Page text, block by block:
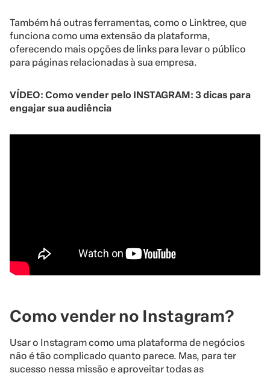
Também há outras ferramentas, como o Linktree, que
funciona como uma extensão da plataforma,
oferecendo mais opções de links para levar o público
para páginas relacionadas à sua empresa.
VÍDEO: Como vender pelo INSTAGRAM: 3 dicas para
engajar sua audiência
Como vender no Instagram?
Usar o Instagram como uma plataforma de negócios
não é tão complicado quanto parece. Mas, para ter
sucesso nessa missão e aproveitar todas as